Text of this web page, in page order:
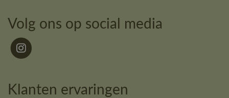
Volg ons op social media
Klanten ervaringen